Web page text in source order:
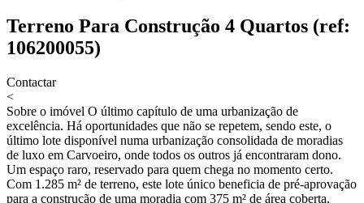
Terreno Para Construção 4 Quartos (ref:
106200055)
Contactar
<
Sobre o imóvel O último capítulo de uma urbanização de
excelência. Há oportunidades que não se repetem, sendo este, o
último lote disponível numa urbanização consolidada de moradias
de luxo em Carvoeiro, onde todos os outros já encontraram dono.
Um espaço raro, reservado para quem chega no momento certo.
Com 1.285 m² de terreno, este lote único beneficia de pré-aprovação
para a construção de uma moradia com 375 m² de área coberta,